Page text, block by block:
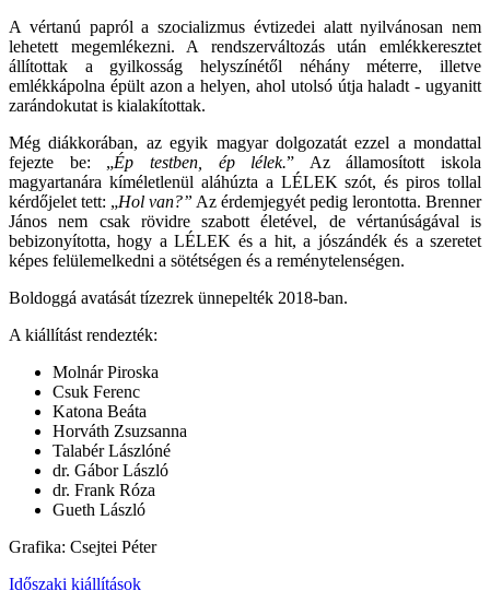
A vértanú papról a szocializmus évtizedei alatt nyilvánosan nem
lehetett megemlékezni. A rendszerváltozás után emlékkeresztet
állítottak a gyilkosság helyszínétől néhány méterre, illetve
emlékkápolna épült azon a helyen, ahol utolsó útja haladt - ugyanitt
zarándokutat is kialakítottak.
Még diákkorában, az egyik magyar dolgozatát ezzel a mondattal
fejezte be: „Ép testben, ép lélek.” Az államosított iskola
magyartanára kíméletlenül aláhúzta a LÉLEK szót, és piros tollal
kérdőjelet tett: „Hol van?” Az érdemjegyét pedig lerontotta. Brenner
János nem csak rövidre szabott életével, de vértanúságával is
bebizonyította, hogy a LÉLEK és a hit, a jószándék és a szeretet
képes felülemelkedni a sötétségen és a reménytelenségen.
Boldoggá avatását tízezrek ünnepelték 2018-ban.
A kiállítást rendezték:
Molnár Piroska
Csuk Ferenc
Katona Beáta
Horváth Zsuzsanna
Talabér Lászlóné
dr. Gábor László
dr. Frank Róza
Gueth László
Grafika: Csejtei Péter
Időszaki kiállítások